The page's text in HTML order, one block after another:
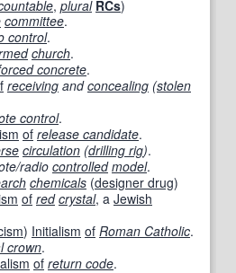
, plural RCs)
committee.
control.
church.
concrete.
receiving andconcealing (stolen
control.
of release candidate.
circulation (drilling rig).
radiocontrolled model.
chemicals (designer drug)
of red crystal, a Jewish
) Initialism of Roman Catholic.
crown.
of return code.